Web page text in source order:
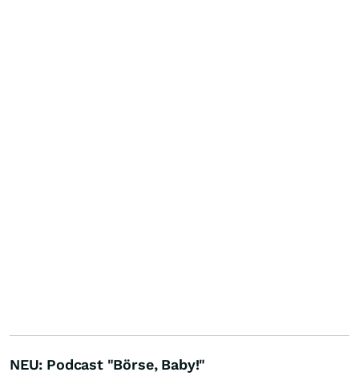
NEU: Podcast "Börse, Baby!"